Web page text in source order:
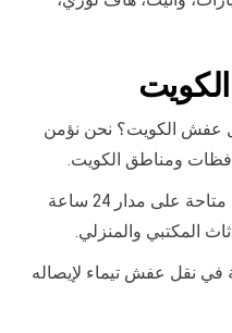
عفش الكويت؟ نحن نؤمن
ومناطق الكويت.
خدمات شركات نقل عفش الكويت متاحة على مدار 24 ساعة
المكتبي والمنزلي.
نقل عفش تيماء لإيصاله